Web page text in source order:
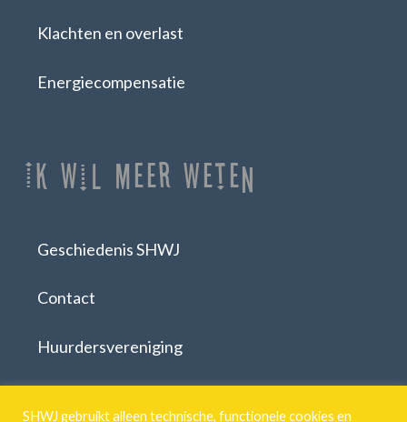
Klachten en overlast
Energiecompensatie
Ik Wil Meer Weten
Geschiedenis SHWJ
Contact
Huurdersvereniging
SHWJ gebruikt alleen technische, functionele cookies en